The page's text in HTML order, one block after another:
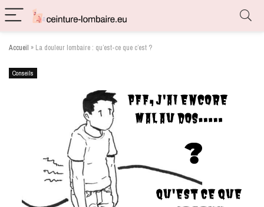
Accueil » La douleur lombaire : qu’est-ce que c’est ?
Conseils